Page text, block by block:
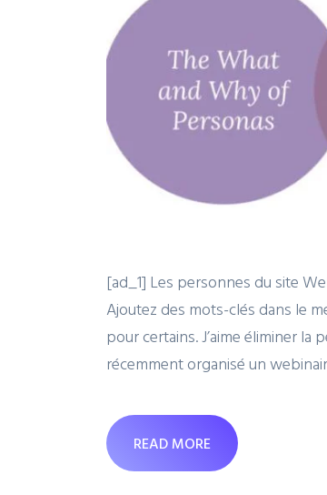
[ad_1] Les personnes du site
Ajoutez des mots-clés dans le
pour certains. J’aime éliminer
récemment organisé un
READ MORE